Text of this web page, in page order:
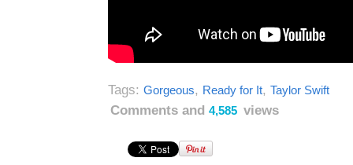
Tags: Gorgeous, Ready for It, Taylor Swift
Comments and 4,585 views